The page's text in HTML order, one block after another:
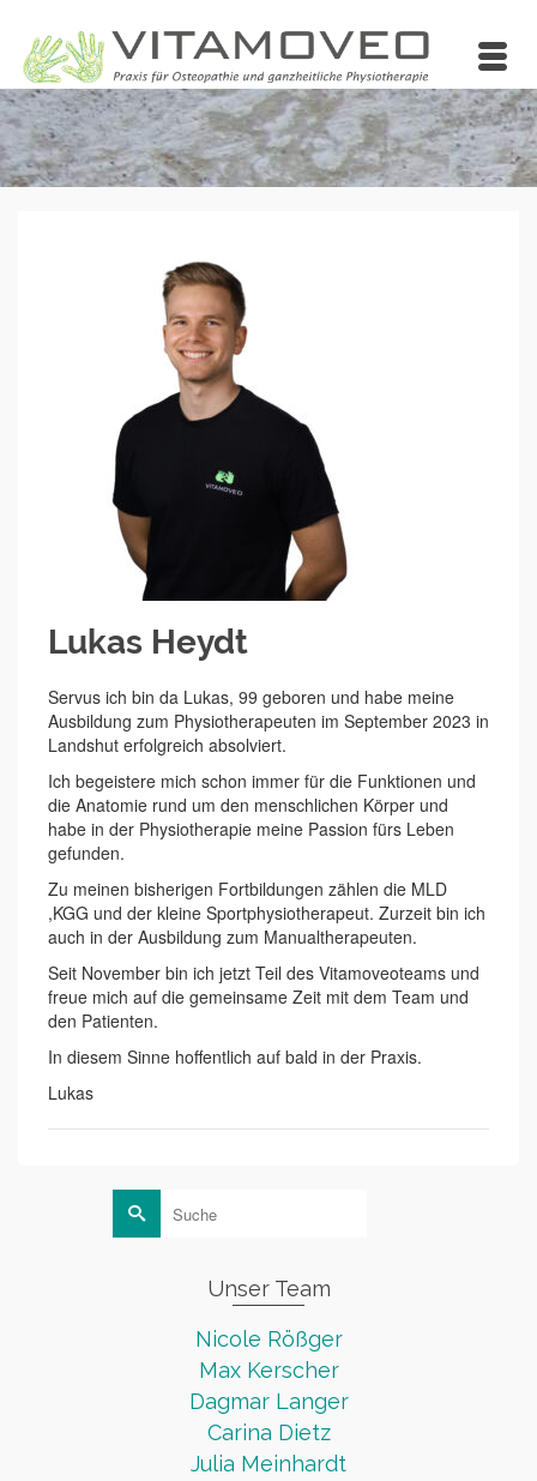
Lukas Heydt
Servus ich bin da Lukas, 99 geboren und habe meine
Ausbildung zum Physiotherapeuten im September 2023 in
Landshut erfolgreich absolviert.
Ich begeistere mich schon immer für die Funktionen und
die Anatomie rund um den menschlichen Körper und
habe in der Physiotherapie meine Passion fürs Leben
gefunden.
Zu meinen bisherigen Fortbildungen zählen die MLD
,KGG und der kleine Sportphysiotherapeut. Zurzeit bin ich
auch in der Ausbildung zum Manualtherapeuten.
Seit November bin ich jetzt Teil des Vitamoveoteams und
freue mich auf die gemeinsame Zeit mit dem Team und
den Patienten.
In diesem Sinne hoffentlich auf bald in der Praxis.
Lukas
Suche
nach:
Unser Team
Nicole Rößger
Max Kerscher
Dagmar Langer
Carina Dietz
Julia Meinhardt